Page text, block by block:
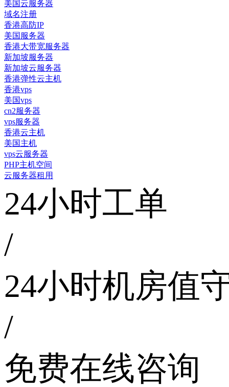
美国云服务器
域名注册
香港高防IP
美国服务器
香港大带宽服务器
新加坡服务器
新加坡云服务器
香港弹性云主机
香港vps
美国vps
cn2服务器
vps服务器
香港云主机
美国主机
vps云服务器
PHP主机空间
云服务器租用
24小时工单
/
24小时机房值
/
免费在线咨询